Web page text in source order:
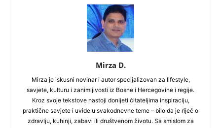
Mirza D.
Mirza je iskusni novinar i autor specijalizovan za lifestyle,
savjete, kulturu i zanimljivosti iz Bosne i Hercegovine i regije.
Kroz svoje tekstove nastoji donijeti čitateljima inspiraciju,
praktične savjete i uvide u svakodnevne teme – bilo da je riječ o
zdravlju, kuhinji, zabavi ili društvenom životu. Sa smislom za